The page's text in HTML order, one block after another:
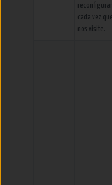
cada vez que
nos visite.